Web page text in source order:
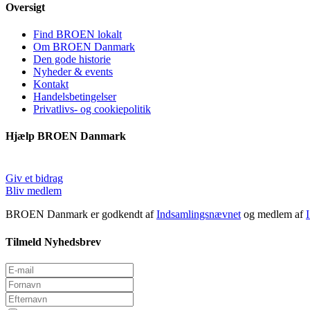
Oversigt
Find BROEN lokalt
Om BROEN Danmark
Den gode historie
Nyheder & events
Kontakt
Handelsbetingelser
Privatlivs- og cookiepolitik
Hjælp BROEN Danmark
Giv et bidrag
Bliv medlem
BROEN Danmark er godkendt afIndsamlingsnævnetog medlem af
Tilmeld Nyhedsbrev